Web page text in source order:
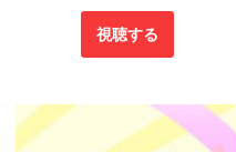
視聴する